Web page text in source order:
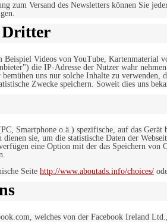
zum Versand des Newsletters können Sie
Dritter
Videos von YouTube, Kartenmaterial
die IP-Adresse der Nutzer wahr
uns nur solche Inhalte zu
Zwecke speichern. Soweit dies uns
Smartphone o.ä.) spezifische, auf das
sie, um die statistische Daten der
eine Option mit der das Speichern
Seite http://www.aboutads.info/choices/
welches von der Facebook Ireland